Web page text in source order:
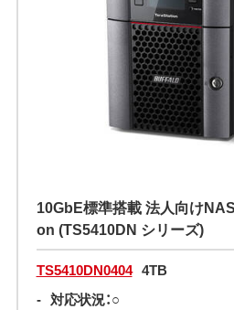
10GbE標準搭載 法人向け
on (TS5410DN シリーズ)
TS5410DN0404 4TB
- 対応状況：○